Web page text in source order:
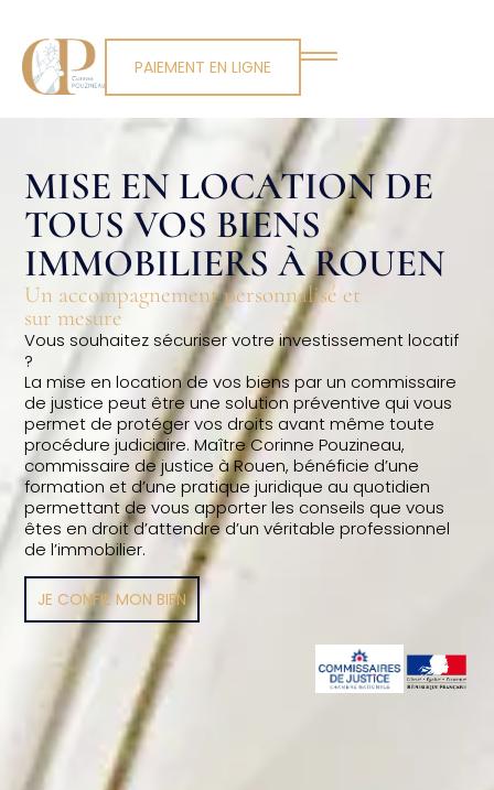
PAIEMENT EN LIGNE
MISE EN LOCATION DE
TOUS VOS BIENS
IMMOBILIERS À ROUEN
Un accompagnement personnalisé et
sur mesure
Vous souhaitez sécuriser votre investissement locatif
?
La mise en location de vos biens par un commissaire
de justice peut être une solution préventive qui vous
permet de protéger vos droits avant même toute
procédure judiciaire. Maître Corinne Pouzineau,
commissaire de justice à Rouen, bénéficie d’une
formation et d’une pratique juridique au quotidien
permettant de vous apporter les conseils que vous
êtes en droit d’attendre d’un véritable professionnel
de l’immobilier.
JE CONFIE MON BIEN